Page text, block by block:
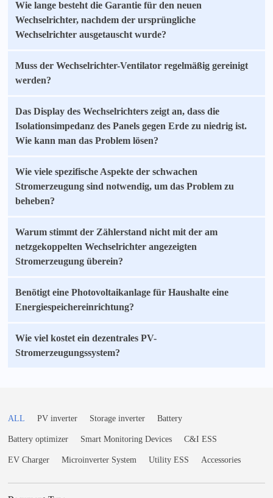
Wie lange besteht die Garantie für den neuen
Wechselrichter, nachdem der ursprüngliche
Wechselrichter ausgetauscht wurde?
Muss der Wechselrichter-Ventilator regelmäßig gereinigt
werden?
Das Display des Wechselrichters zeigt an, dass die
Isolationsimpedanz des Panels gegen Erde zu niedrig ist.
Wie kann man das Problem lösen?
Wie viele spezifische Aspekte der schwachen
Stromerzeugung sind notwendig, um das Problem zu
beheben?
Warum stimmt der Zählerstand nicht mit der am
netzgekoppelten Wechselrichter angezeigten
Stromerzeugung überein?
Benötigt eine Photovoltaikanlage für Haushalte eine
Energiespeichereinrichtung?
Wie viel kostet ein dezentrales PV-
Stromerzeugungssystem?